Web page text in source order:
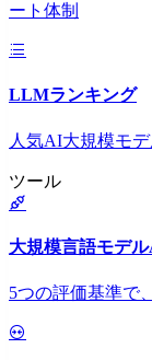
ート体制
LLMランキング
人気AI大規模モ
ツール
大規模言語モデ
5つの評価基準で